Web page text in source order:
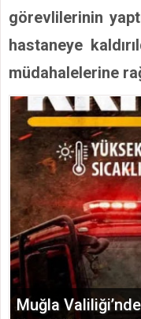
görevlilerinin
hastaneye
müdahalelerine
Muğla